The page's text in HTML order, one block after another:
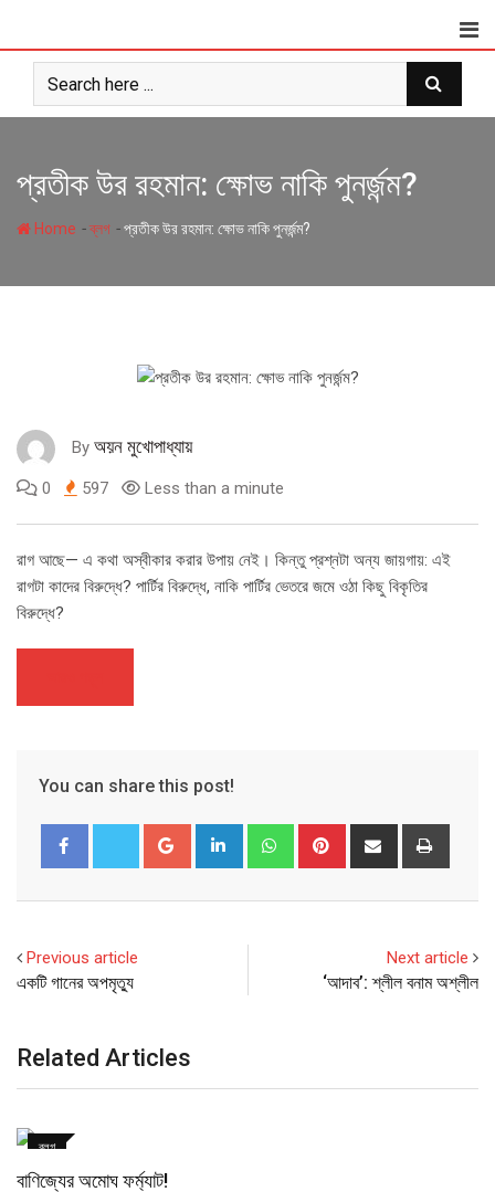
content
প্রতীক উর রহমান: ক্ষোভ নাকি পুনর্জন্ম?
Home -ব্লগ -প্রতীক উর রহমান: ক্ষোভ নাকি পুনর্জন্ম?
By অয়ন মুখোপাধ্যায়
0 597 Less than a minute
রাগ আছে— এ কথা অস্বীকার করার উপায় নেই। কিন্তু প্রশ্নটা অন্য জায়গায়: এই
রাগটা কাদের বিরুদ্ধে? পার্টির বিরুদ্ধে, নাকি পার্টির ভেতরে জমে ওঠা কিছু বিকৃতির
বিরুদ্ধে?
You can share this post!
Google+ LinkedIn WhatsappPinterest Share
Previous article
একটি গানের অপমৃত্যু
Next article
‘আদাব’: শ্লীল বনাম অশ্লীল
Related Articles
ব্লগ
বাণিজ্যের অমোঘ ফর্ম্যাট!